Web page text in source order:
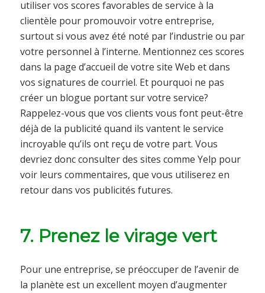
utiliser vos scores favorables de service à la
clientèle pour promouvoir votre entreprise,
surtout si vous avez été noté par l’industrie ou par
votre personnel à l’interne. Mentionnez ces scores
dans la page d’accueil de votre site Web et dans
vos signatures de courriel. Et pourquoi ne pas
créer un blogue portant sur votre service?
Rappelez-vous que vos clients vous font peut-être
déjà de la publicité quand ils vantent le service
incroyable qu’ils ont reçu de votre part. Vous
devriez donc consulter des sites comme Yelp pour
voir leurs commentaires, que vous utiliserez en
retour dans vos publicités futures.
7. Prenez le virage vert
Pour une entreprise, se préoccuper de l’avenir de
la planète est un excellent moyen d’augmenter